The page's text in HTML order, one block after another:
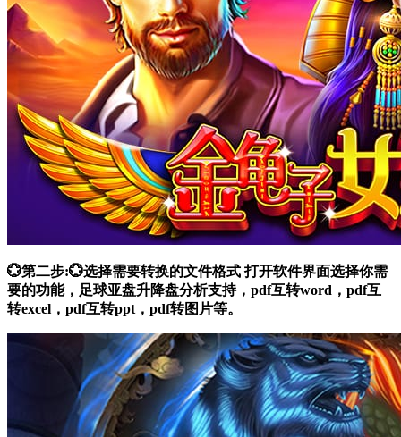
💮第二步:💮选择需要转换的文件格式 打开软件界面选择你需
要的功能，足球亚盘升降盘分析支持，pdf互转word，pdf互
转excel，pdf互转ppt，pdf转图片等。